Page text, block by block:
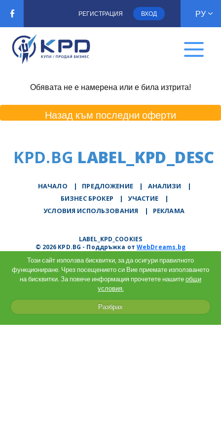
РЕГИСТРАЦИЯ ВХОД РУ
Обявата не е намерена или е била изтрита!
Назад към последни оферти
KPD.BG LABEL_KPD_DESC
НАЧАЛО | ПРЕДЛОЖЕНИЕ | АНАЛИЗИ
|
БИЗНЕС БРОКЕР
| УЧАСТИЕ
|
УСЛОВИЯ ИСПОЛЬЗОВАНИЯ
| РЕКЛАМА
LABEL_KPD_COOKIES
© 2026 KPD.BG - Поддръжка отWebDreams.bg
Този сайт използва бисквитки, за да осигури правилното
функциониране. Чрез посещението си Вие приемате използването
на бисквитки. За повече информация прочетете нашитеобщи
условия.
Разбрах